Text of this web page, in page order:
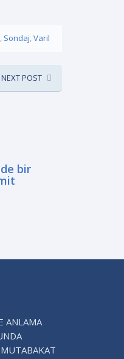
, Sondaj,Varil
NEXT POST
bir
ANLAMA